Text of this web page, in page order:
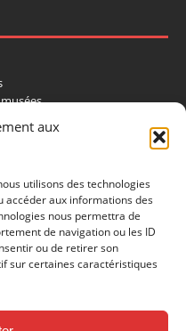
aux
utilisons des technologies
accéder aux informations des
nous permettra de
de navigation ou les ID
ou de retirer son
sur certaines caractéristiques